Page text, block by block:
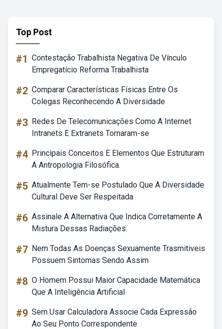
Top Post
#1 Contestação Trabalhista Negativa De Vínculo
Empregatício Reforma Trabalhista
#2 Comparar Características Físicas Entre Os
Colegas Reconhecendo A Diversidade
#3 Redes De Telecomunicações Como A Internet
Intranets E Extranets Tornaram-se
#4 Principais Conceitos E Elementos Que Estruturam
A Antropologia Filosófica.
#5 Atualmente Tem-se Postulado Que A Diversidade
Cultural Deve Ser Respeitada
#6 Assinale A Alternativa Que Indica Corretamente A
Mistura Dessas Radiações.
#7 Nem Todas As Doenças Sexuamente Trasmitiveis
Possuem Sintomas Sendo Assim
#8 O Homem Possui Maior Capacidade Matemática
Que A Inteligência Artificial
#9 Sem Usar Calculadora Associe Cada Expressão
Ao Seu Ponto Correspondente